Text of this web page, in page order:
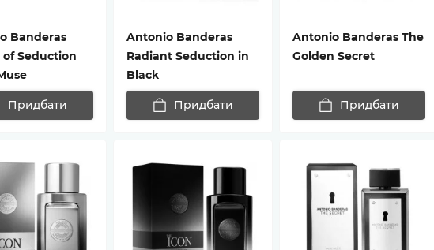
Banderas
of Seduction
Придбати
Antonio Banderas
Radiant Seduction in
Black
Придбати
Antonio Banderas The
Golden Secret
Придбати